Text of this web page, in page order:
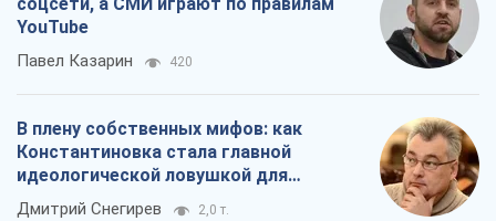
YouTube
Павел Казарин 420
В плену собственных мифов: как
Константиновка стала главной
идеологической ловушкой для
российских оккупантов
Дмитрий Снегирев 2,0 т.